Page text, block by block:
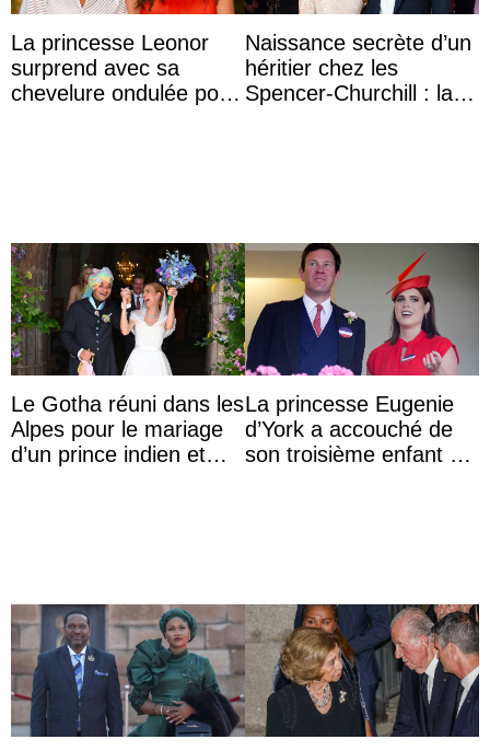
La princesse Leonor
surprend avec sa
chevelure ondulée pour
Naissance secrète d’un
héritier chez les
Spencer-Churchill : la
Le Gotha réuni dans les
Alpes pour le mariage
d’un prince indien et
La princesse Eugenie
d’York a accouché de
son troisième enfant et